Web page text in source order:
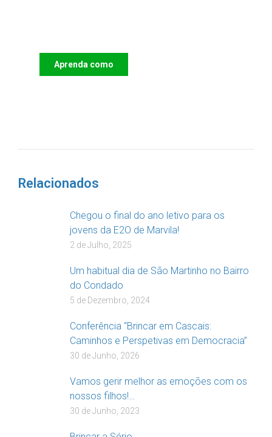
Aprenda como
Relacionados
Chegou o final do ano letivo para os
jovens da E2O de Marvila!
2 de Julho, 2025
Um habitual dia de São Martinho no Bairro
do Condado
5 de Dezembro, 2024
Conferência “Brincar em Cascais:
Caminhos e Perspetivas em Democracia”
30 de Junho, 2026
Vamos gerir melhor as emoções com os
nossos filhos!…
30 de Junho, 2023